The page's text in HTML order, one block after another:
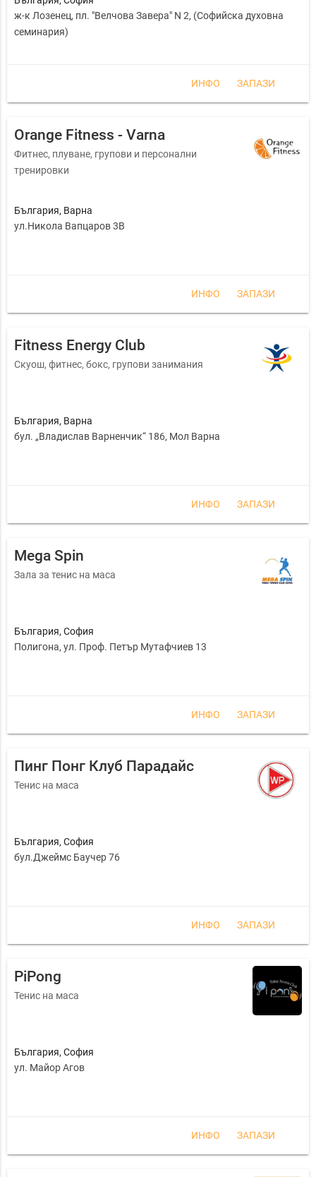
ж-к Лозенец, пл. "Велчова Завера" N 2, (Софийска духовна
семинария)
ИНФО ЗАПАЗИ
Orange Fitness - Varna
Фитнес, плуване, групови и персонални
тренировки
България, Варна
ул.Никола Вапцаров 3В
ИНФО ЗАПАЗИ
Fitness Energy Club
Скуош, фитнес, бокс, групови занимания
България, Варна
бул. „Владислав Варненчик“ 186, Мол Варна
ИНФО ЗАПАЗИ
Mega Spin
Зала за тенис на маса
България, София
Полигона, ул. Проф. Петър Мутафчиев 13
ИНФО ЗАПАЗИ
Пинг Понг Клуб Парадайс
Тенис на маса
България, София
бул.Джеймс Баучер 76
ИНФО ЗАПАЗИ
PiPong
Тенис на маса
България, София
ул. Майор Агов
ИНФО ЗАПАЗИ